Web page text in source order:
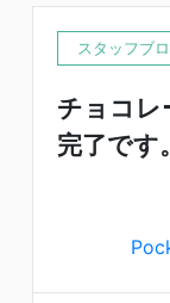
スタッフブ
チョコレ
完了です。